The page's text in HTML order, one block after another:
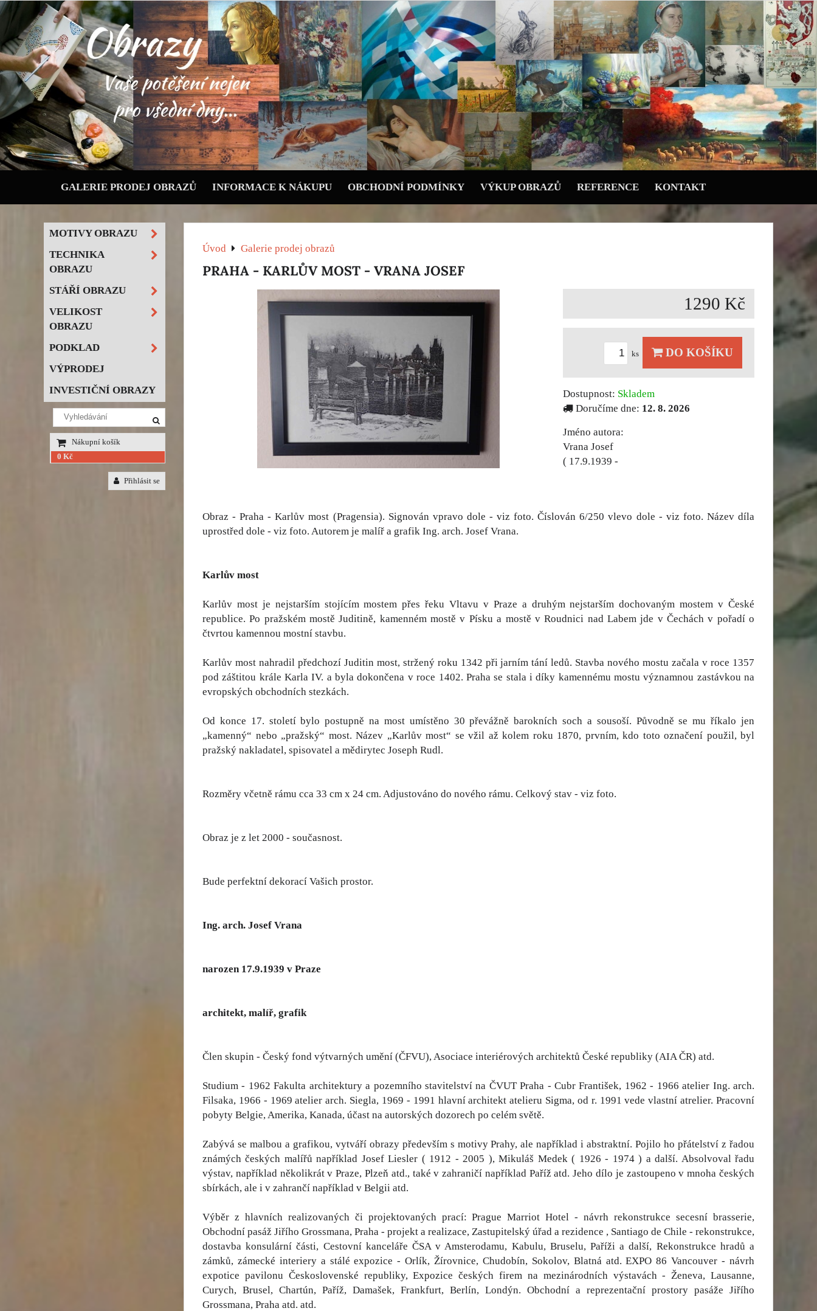
GALERIE PRODEJ OBRAZŮ INFORMACE K NÁKUPU OBCHODNÍ PODMÍNKY VÝKUP OBRAZŮ REFERENCE KONTAKT
Úvod Galerie prodej obrazů
PRAHA - KARLŮV MOST - VRANA JOSEF
1290 Kč
ks DO KOŠÍKU
Dostupnost: Skladem
Doručíme dne: 12. 8. 2026
Jméno autora:
Vrana Josef
( 17.9.1939 -
Obraz - Praha - Karlův most (Pragensia). Signován vpravo dole - viz foto. Číslován 6/250 vlevo dole - viz foto. Název díla
uprostřed dole - viz foto. Autorem je malíř a grafik Ing. arch. Josef Vrana.
Karlův most
Karlův most je nejstarším stojícím mostem přes řeku Vltavu v Praze a druhým nejstarším dochovaným mostem v České
republice. Po pražském mostě Juditině, kamenném mostě v Písku a mostě v Roudnici nad Labem jde v Čechách v pořadí o
čtvrtou kamennou mostní stavbu.
Karlův most nahradil předchozí Juditin most, stržený roku 1342 při jarním tání ledů. Stavba nového mostu začala v roce 1357
pod záštitou krále Karla IV. a byla dokončena v roce 1402. Praha se stala i díky kamennému mostu významnou zastávkou na
evropských obchodních stezkách.
Od konce 17. století bylo postupně na most umístěno 30 převážně barokních soch a sousoší. Původně se mu říkalo jen
„kamenný“ nebo „pražský“ most. Název „Karlův most“ se vžil až kolem roku 1870, prvním, kdo toto označení použil, byl
pražský nakladatel, spisovatel a mědirytec Joseph Rudl.
Rozměry včetně rámu cca 33 cm x 24 cm. Adjustováno do nového rámu. Celkový stav - viz foto.
Obraz je z let 2000 - současnost.
Bude perfektní dekorací Vašich prostor.
Ing. arch. Josef Vrana
narozen 17.9.1939 v Praze
architekt, malíř, grafik
Člen skupin - Český fond výtvarných umění (ČFVU), Asociace interiérových architektů České republiky (AIA ČR) atd.
Studium - 1962 Fakulta architektury a pozemního stavitelství na ČVUT Praha - Cubr František, 1962 - 1966 atelier Ing. arch.
Filsaka, 1966 - 1969 atelier arch. Siegla, 1969 - 1991 hlavní architekt atelieru Sigma, od r. 1991 vede vlastní atrelier. Pracovní
pobyty Belgie, Amerika, Kanada, účast na autorských dozorech po celém světě.
Zabývá se malbou a grafikou, vytváří obrazy především s motivy Prahy, ale například i abstraktní. Pojilo ho přátelství z řadou
známých českých malířů například Josef Liesler ( 1912 - 2005 ), Mikuláš Medek ( 1926 - 1974 ) a další. Absolvoval řadu
výstav, například několikrát v Praze, Plzeň atd., také v zahraničí například Paříž atd. Jeho dílo je zastoupeno v mnoha českých
sbírkách, ale i v zahrančí například v Belgii atd.
Výběr z hlavních realizovaných či projektovaných prací: Prague Marriot Hotel - návrh rekonstrukce secesní brasserie,
Obchodní pasáž Jiřího Grossmana, Praha - projekt a realizace, Zastupitelský úřad a rezidence , Santiago de Chile - rekonstrukce,
dostavba konsulární části, Cestovní kanceláře ČSA v Amsterodamu, Kabulu, Bruselu, Paříži a další, Rekonstrukce hradů a
zámků, zámecké interiery a stálé expozice - Orlík, Žírovnice, Chudobín, Sokolov, Blatná atd. EXPO 86 Vancouver - návrh
expotice pavilonu Československé republiky, Expozice českých firem na mezinárodních výstavách - Ženeva, Lausanne,
Curych, Brusel, Chartún, Paříž, Damašek, Frankfurt, Berlín, Londýn. Obchodní a reprezentační prostory pasáže Jiřího
Grossmana, Praha atd. atd.
MOTIVY OBRAZU
TECHNIKA
OBRAZU
STÁŘÍ OBRAZU
VELIKOST
OBRAZU
PODKLAD
VÝPRODEJ
INVESTIČNÍ OBRAZY
Nákupní košík
0 Kč
Přihlásit se